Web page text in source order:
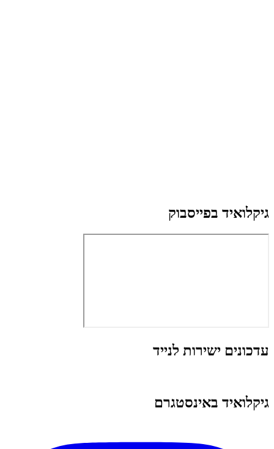
גיקלואיד בפייסבוק
עדכונים ישירות לנייד
גיקלואיד באינסטגרם